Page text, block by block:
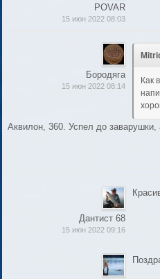
POVAR
15 июн 2022 08:03
Бородяга
15 июн 2022 08:14
Как
Аквилон, 360. Успел до
Дантист 68
15 июн 2022 09:16